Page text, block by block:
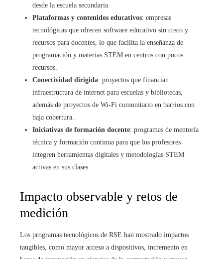
desde la escuela secundaria.
Plataformas y contenidos educativos: empresas
tecnológicas que ofrecen software educativo sin costo y
recursos para docentes, lo que facilita la enseñanza de
programación y materias STEM en centros con pocos
recursos.
Conectividad dirigida: proyectos que financian
infraestructura de internet para escuelas y bibliotecas,
además de proyectos de Wi‑Fi comunitario en barrios con
baja cobertura.
Iniciativas de formación docente: programas de mentoría
técnica y formación continua para que los profesores
integren herramientas digitales y metodologías STEM
activas en sus clases.
Impacto observable y retos de
medición
Los programas tecnológicos de RSE han mostrado impactos
tangibles, como mayor acceso a dispositivos, incremento en